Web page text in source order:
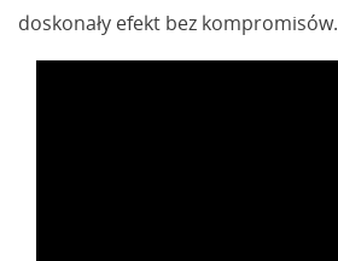
doskonały efekt bez kompromisów.